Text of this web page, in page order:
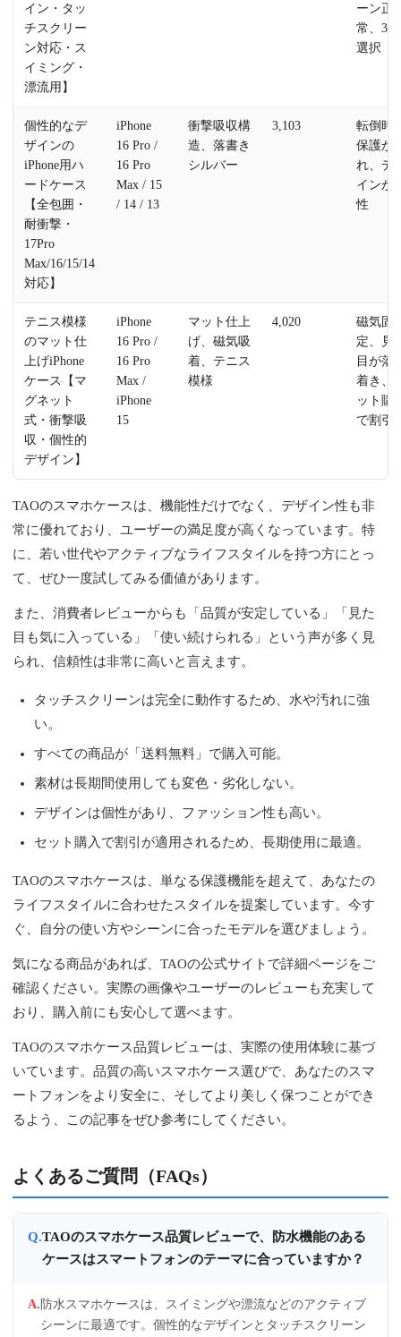
イン・タッ
チスクリー
ン対応・ス
イミング・
漂流用】
ーン正
常、3色
選択
個性的なデ
ザインの
iPhone用ハ
ードケース
【全包囲・
耐衝撃・
17Pro
Max/16/15/14
対応】
iPhone
16 Pro /
16 Pro
Max / 15
/ 14 / 13
衝撃吸収構
造、落書き
シルバー
3,103
転倒時
保護が
れ、デ
インが
性
テニス模様
のマット仕
上げiPhone
ケース【マ
グネット
式・衝撃吸
収・個性的
デザイン】
iPhone
16 Pro /
16 Pro
Max /
iPhone
15
マット仕上
げ、磁気吸
着、テニス
模様
4,020
磁気固
定、見
目が落
着き、
ット購
で割引
TAOのスマホケースは、機能性だけでなく、デザイン性も非
常に優れており、ユーザーの満足度が高くなっています。特
に、若い世代やアクティブなライフスタイルを持つ方にとっ
て、ぜひ一度試してみる価値があります。
また、消費者レビューからも「品質が安定している」「見た
目も気に入っている」「使い続けられる」という声が多く見
られ、信頼性は非常に高いと言えます。
タッチスクリーンは完全に動作するため、水や汚れに強
い。
すべての商品が「送料無料」で購入可能。
素材は長期間使用しても変色・劣化しない。
デザインは個性があり、ファッション性も高い。
セット購入で割引が適用されるため、長期使用に最適。
TAOのスマホケースは、単なる保護機能を超えて、あなたの
ライフスタイルに合わせたスタイルを提案しています。今す
ぐ、自分の使い方やシーンに合ったモデルを選びましょう。
気になる商品があれば、TAOの公式サイトで詳細ページをご
確認ください。実際の画像やユーザーのレビューも充実して
おり、購入前にも安心して選べます。
TAOのスマホケース品質レビューは、実際の使用体験に基づ
いています。品質の高いスマホケース選びで、あなたのスマ
ートフォンをより安全に、そしてより美しく保つことができ
るよう、この記事をぜひ参考にしてください。
よくあるご質問（FAQs）
TAOのスマホケース品質レビューで、防水機能のある
ケースはスマートフォンのテーマに合っていますか？
防水スマホケースは、スイミングや漂流などのアクティブ
シーンに最適です。個性的なデザインとタッチスクリーン